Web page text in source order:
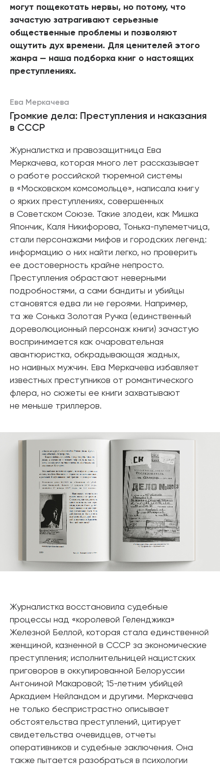
могут пощекотать нервы, но потому, что
зачастую затрагивают серьезные
общественные проблемы и позволяют
ощутить дух времени. Для ценителей этого
жанра — наша подборка книг о настоящих
преступлениях.
Ева Меркачева
Громкие дела: Преступления и наказания
в СССР
Журналистка и правозащитница Ева
Меркачева, которая много лет рассказывает
о работе российской тюремной системы
в «Московском комсомольце», написала книгу
о ярких преступлениях, совершенных
в Советском Союзе. Такие злодеи, как Мишка
Япончик, Каля Никифорова, Тонька-пулеметчица,
стали персонажами мифов и городских легенд:
информацию о них найти легко, но проверить
ее достоверность крайне непросто.
Преступления обрастают неверными
подробностями, а сами бандиты и убийцы
становятся едва ли не героями. Например,
та же Сонька Золотая Ручка (единственный
дореволюционный персонаж книги) зачастую
воспринимается как очаровательная
авантюристка, обкрадывающая жадных,
но наивных мужчин. Ева Меркачева избавляет
известных преступников от романтического
флера, но сюжеты ее книги захватывают
не меньше триллеров.
Журналистка восстановила судебные
процессы над «королевой Геленджика»
Железной Беллой, которая стала единственной
женщиной, казненной в СССР за экономические
преступления; исполнительницей нацистских
приговоров в оккупированной Белоруссии
Антониной Макаровой; 15-летним убийцей
Аркадием Нейландом и другими. Меркачева
не только беспристрастно описывает
обстоятельства преступлений, цитирует
свидетельства очевидцев, отчеты
оперативников и судебные заключения. Она
также пытается разобраться в психологии